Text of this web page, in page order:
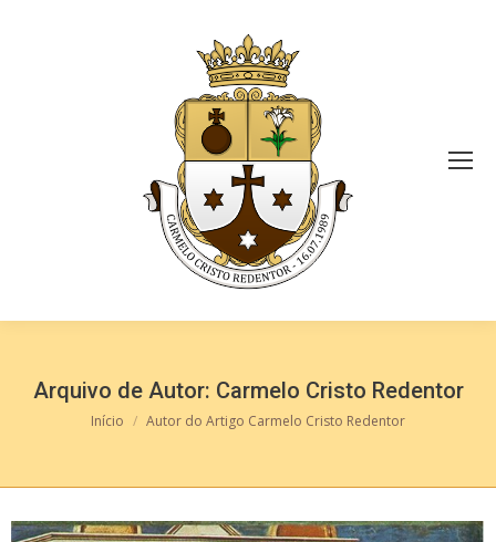
Arquivo de Autor: Carmelo Cristo Redentor
Você está aqui:
Início Autor do Artigo Carmelo Cristo Redentor